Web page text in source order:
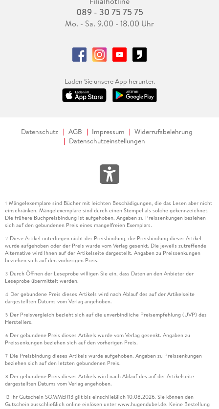
089 - 30 75 75 75
Mo. - Sa. 9.00 - 18.00 Uhr
Laden Sie unsere App herunter.
Datenschutz AGB Impressum
Widerrufsbelehrung
Datenschutzeinstellungen
1 Mängelexemplare sind Bücher mit leichten Beschädigungen, die das Lesen aber nicht
einschränken. Mängelexemplare sind durch einen Stempel als solche gekennzeichnet.
Die frühere Buchpreisbindung ist aufgehoben. Angaben zu Preissenkungen beziehen
sich auf den gebundenen Preis eines mangelfreien Exemplars.
2 Diese Artikel unterliegen nicht der Preisbindung, die Preisbindung dieser Artikel
wurde aufgehoben oder der Preis wurde vom Verlag gesenkt. Die jeweils zutreffende
Alternative wird Ihnen auf der Artikelseite dargestellt. Angaben zu Preissenkungen
beziehen sich auf den vorherigen Preis.
3 Durch Öffnen der Leseprobe willigen Sie ein, dass Daten an den Anbieter der
Leseprobe übermittelt werden.
4 Der gebundene Preis dieses Artikels wird nach Ablauf des auf der Artikelseite
dargestellten Datums vom Verlag angehoben.
5 Der Preisvergleich bezieht sich auf die unverbindliche Preisempfehlung (UVP) des
Herstellers.
6 Der gebundene Preis dieses Artikels wurde vom Verlag gesenkt. Angaben zu
Preissenkungen beziehen sich auf den vorherigen Preis.
7 Die Preisbindung dieses Artikels wurde aufgehoben. Angaben zu Preissenkungen
beziehen sich auf den letzten gebundenen Preis.
8 Der gebundene Preis dieses Artikels wird nach Ablauf des auf der Artikelseite
dargestellten Datums vom Verlag angehoben.
12 Ihr Gutschein SOMMER13 gilt bis einschließlich 10.08.2026. Sie können den
Gutschein ausschließlich online einlösen unter www.hugendubel.de. Keine Bestellung